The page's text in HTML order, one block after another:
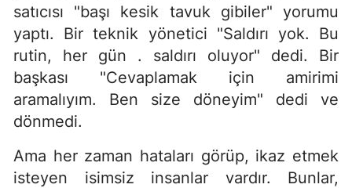
satıcısı "başı kesik tavuk gibiler" yorumu
yaptı. Bir teknik yönetici "Saldırı yok. Bu
rutin, her gün . saldırı oluyor" dedi. Bir
başkası "Cevaplamak için amirimi
aramalıyım. Ben size döneyim" dedi ve
dönmedi.
Ama her zaman hataları görüp, ikaz etmek
isteyen isimsiz insanlar vardır. Bunlar,